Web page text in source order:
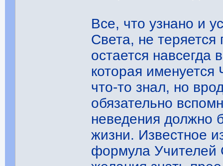
Все, что узнано и
Света, не
остается навсегда
которая
что-то знал, но
обязательно
неведения должно
жизни. Известное
формула Учителей